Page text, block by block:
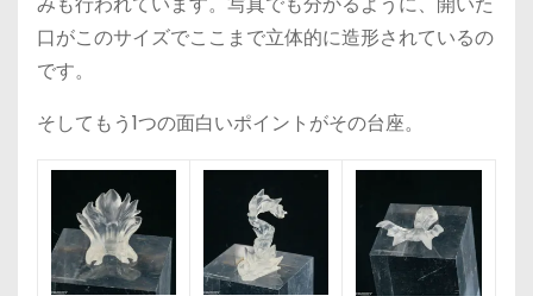
口がこのサイズでここまで立体的に造形されているの
です。
そしてもう1つの面白いポイントがその台座。